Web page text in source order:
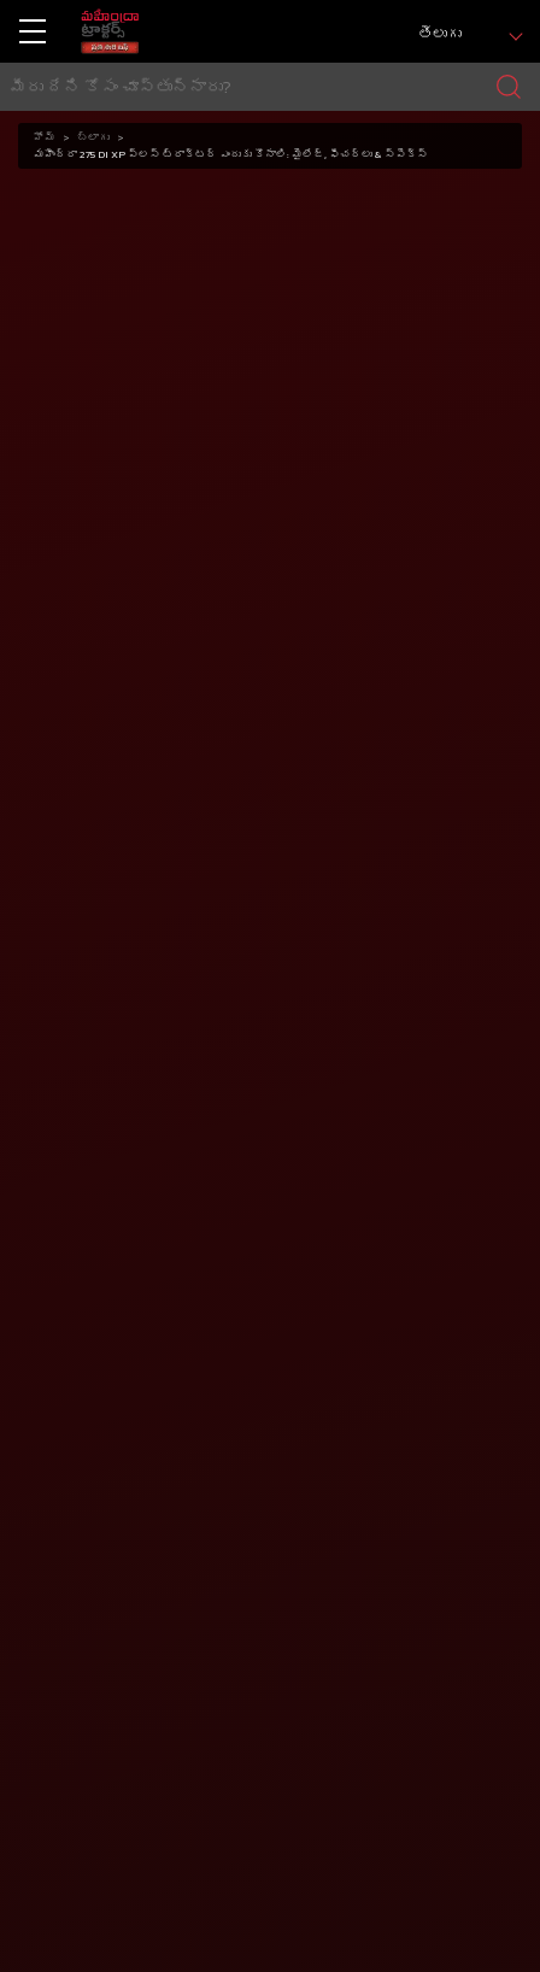
తెలుగు
హోమ్
బ్లాగు
మహీంద్రా 275 DI XP ప్లస్ ట్రాక్టర్ ఎందుకు కొనాలి: మైలేజ్, ఫీచర్లు & స్పెక్స్